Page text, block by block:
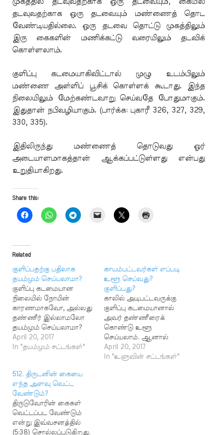
தடவுவதற்காக ஒரு தடவையும் மண்ணைத் தொட
வேண்டியதில்லை. ஒரு தடவை தொட்டு முகத்திலும்
இரு கைகளின் மணிக்கட்டு வரையிலும் தடவிக்
கொள்ளலாம்.
குளிப்பு கடமையாகிவிட்டால் முழு உடம்பிலும்
மண்ணை அள்ளிப் பூசிக் கொள்ளக் கூடாது. இந்த
நிலையிலும் மேற்கண்டவாறு செய்வதே போதுமாகும்.
இதுதான் நபிவழியாகும். (பார்க்க: புகாரீ 326, 327, 329,
330, 335).
இதிலிருந்து மண்ணைத் தொடுவது ஓர்
அடையாளமாகத்தான் ஆக்கப்பட்டுள்ளது என்பது
உறுதியாகிறது.
Share this:
Related
குளிப்பதற்கு பதிலாக
தயம்மும் செய்யலாமா?
குளிப்பு கடமையான
நிலையில் நோயின்
காரணமாகவோ, அல்லது
தண்ணீர் இல்லாமலோ
தயம்மும் செய்யலாமா?
தயம்மும் செய்து சுப்ஹுத்
தொழுகையை
குளிக்க வேண்டிய
அவசியம் ஏற்பட்டு,
குளிப்பதற்குத் தண்ணீர்
கிடைக்காவிட்டால்
அல்லது தண்ணீரைப்
பயன்படுத்த முடியாத
April 20, 2017
In "தயம்மும் சட்டங்கள்"
காயம்பட்டவர்கள் எப்படி
உளூ செய்வது?
குளிப்பது?
காலில் அடிபட்டவருக்கு
குளிப்பு கடமையானால்
அவர் தண்ணீரைக்
கொண்டு உளூ
செய்யலாம். ஆனால்
காலில் மட்டும் தண்ணீர்
பட முடியாது. இப்பொழுது
April 20, 2017
In "உளுவின் சட்டங்கள்"
512. திருடனின் கையை
எந்த அளவு வெட்ட
வேண்டும்?
திருடுவோரின் கைகள்
வெட்டப்பட வேண்டும்
என்று இவ்வசனத்தில்
(5:38) சொல்லப்படுகிறது.